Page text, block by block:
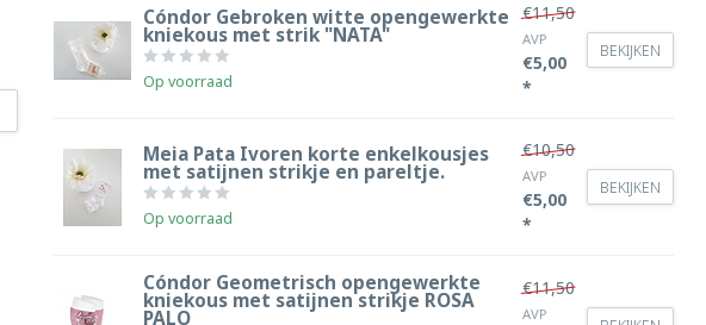
Cóndor Gebroken witte opengewerkte
kniekous met strik "NATA"
Op voorraad
€11,50
AVP
€5,00
*
BEKIJKEN
Meia Pata Ivoren korte enkelkousjes
met satijnen strikje en pareltje.
Op voorraad
€10,50
AVP
€5,00
*
BEKIJKEN
Cóndor Geometrisch opengewerkte
kniekous met satijnen strikje ROSA
PALO
€11,50
AVP